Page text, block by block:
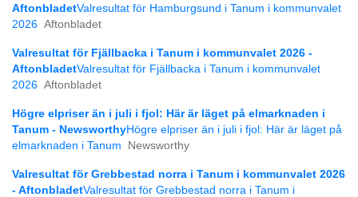
AftonbladetValresultat för Hamburgsund i Tanum i kommunvalet
2026 Aftonbladet
Valresultat för Fjällbacka i Tanum i kommunvalet 2026 -
AftonbladetValresultat för Fjällbacka i Tanum i kommunvalet
2026 Aftonbladet
Högre elpriser än i juli i fjol: Här är läget på elmarknaden i
Tanum - NewsworthyHögre elpriser än i juli i fjol: Här är läget på
elmarknaden i Tanum
Newsworthy
Valresultat för Grebbestad norra i Tanum i kommunvalet 2026
- AftonbladetValresultat för Grebbestad norra i Tanum i